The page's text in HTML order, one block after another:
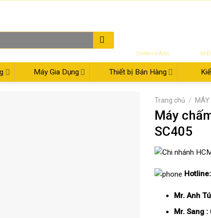
CHÍNH HÃNG
Máy Gia Dụng Thiết bị Bán Hàng
Trang chủ / MÁY
Máy
SC405
Mr. Anh
Mr. Sang :